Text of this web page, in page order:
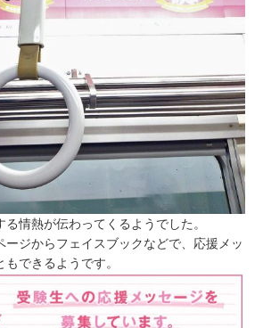
情熱が伝わってくるようでした。
ージからフェイスブックなどで、応援メッ
できるようです。